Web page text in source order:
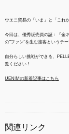
ウエニ貿易の「いま」と「これ
今回は、優秀販売員の証：『金
の"ファン"を生む接客というテー
自分らしい挑戦ができる、
覧ください！
UENIMの新着記事はこちら
関連リンク